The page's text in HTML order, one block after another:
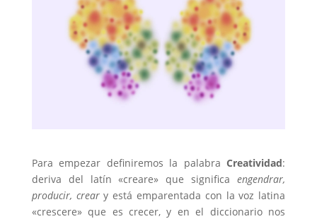
Para empezar definiremos la palabraCreatividad:
deriva del latín «creare» que significaengendrar,
producir, creary está emparentada con la voz latina
«crescere» que es crecer, y en el diccionario nos